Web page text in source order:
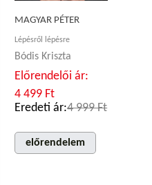
MAGYAR PÉTER
Lépésről lépésre
Bódis Kriszta
Előrendelői ár:
4 499 Ft
Eredeti ár:4 999 Ft
előrendelem